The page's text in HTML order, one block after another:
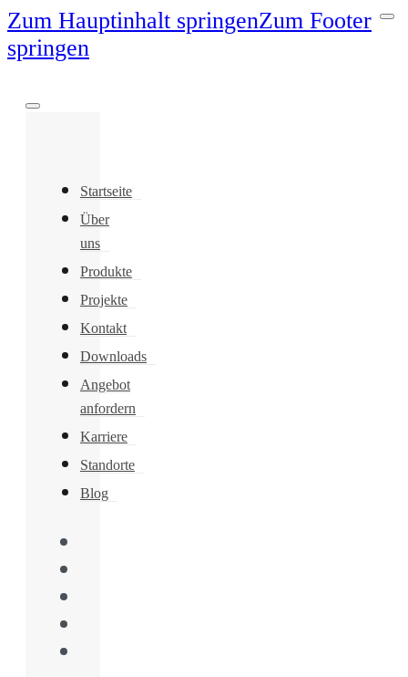
Zum Hauptinhalt springenZum Footer
springen
Startseite
Über
uns
Produkte
Projekte
Kontakt
Downloads
Angebot
anfordern
Karriere
Standorte
Blog